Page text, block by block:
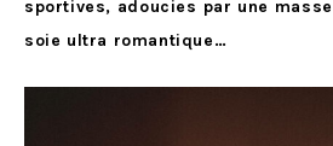
sportives, adoucies par une
soie ultra romantique…